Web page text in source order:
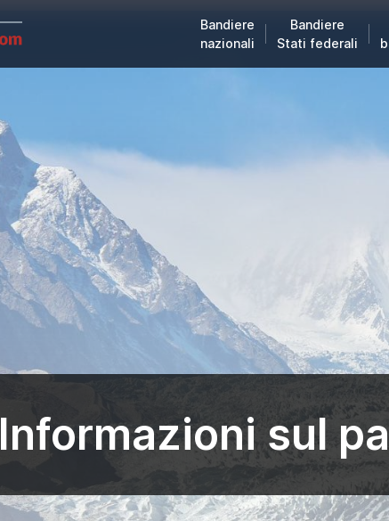
Bandiere
nazionali
Bandiere
Stati federali
Informazioni sul